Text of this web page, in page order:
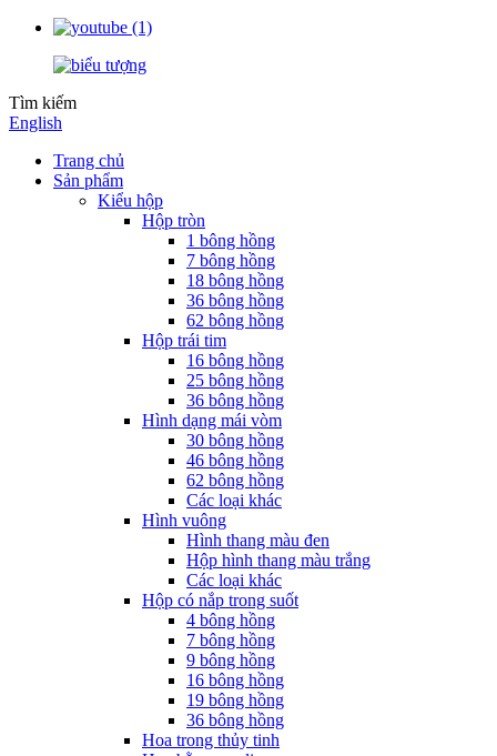
Tìm kiếm
English
Trang chủ
Sản phẩm
Kiểu hộp
Hộp tròn
1 bông hồng
7 bông hồng
18 bông hồng
36 bông hồng
62 bông hồng
Hộp trái tim
16 bông hồng
25 bông hồng
36 bông hồng
Hình dạng mái vòm
30 bông hồng
46 bông hồng
62 bông hồng
Các loại khác
Hình vuông
Hình thang màu đen
Hộp hình thang màu trắng
Các loại khác
Hộp có nắp trong suốt
4 bông hồng
7 bông hồng
9 bông hồng
16 bông hồng
19 bông hồng
36 bông hồng
Hoa trong thủy tinh